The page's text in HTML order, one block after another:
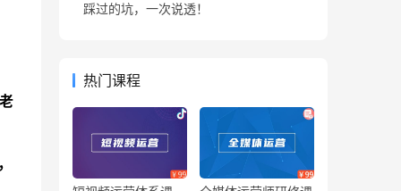
踩过的坑，一次说透！
热门课程